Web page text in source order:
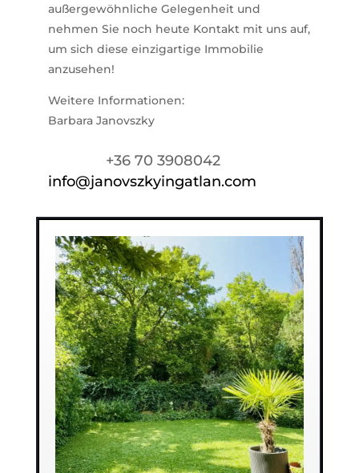
außergewöhnliche Gelegenheit und
nehmen Sie noch heute Kontakt mit uns auf,
um sich diese einzigartige Immobilie
anzusehen!
Weitere Informationen:
Barbara Janovszky
+36 70 3908042
info@janovszkyingatlan.com